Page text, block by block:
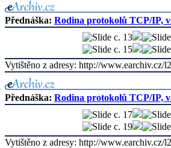
Přednáška: Rodina protokolů TCP/IP,
Vytištěno z adresy: http://www.earchiv.cz/
Přednáška: Rodina protokolů TCP/IP,
Vytištěno z adresy: http://www.earchiv.cz/